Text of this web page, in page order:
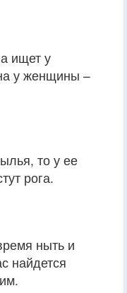
ищет у
у женщины –
то у ее
рога.
ныть и
найдется